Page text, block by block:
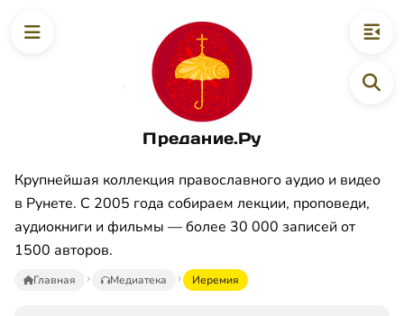
Предание.Ру
Крупнейшая коллекция православного аудио и видео
в Рунете. С 2005 года собираем лекции, проповеди,
аудиокниги и фильмы — более 30 000 записей от
1500 авторов.
Главная Медиатека Иеремия